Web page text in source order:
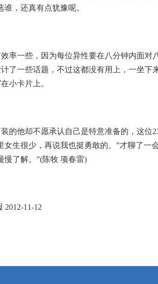
，还真有点犹豫呢。
率一些，因为每位异性要在八分钟内面对
了一些话题，不过这都没有用上，一坐下
小卡片上。
的他却不愿承认自己是特意准备的，这位
生很少，再说我也挺勇敢的。”才聊了一
慢了解。”(陈牧 项春雷)
12